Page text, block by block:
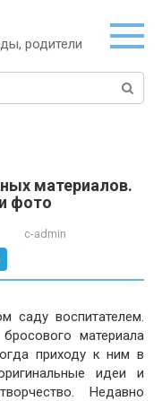
родители
материалов.
фото
c-admin
саду воспитателем.
материала
приходу к ним в
идеи и
Недавно